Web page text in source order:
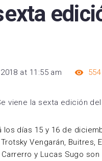
at 11:55 am 554
los días 15 y 16 de
Trotsky Vengarán, Buitres,
y Lucas Sugo